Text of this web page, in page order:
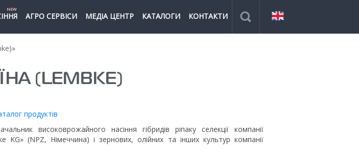
NEW
АГРО СЕРВІСИ МЕДІА ЦЕНТР КАТАЛОГИ КОНТАКТИ
(LEMBKE)
продуктів
високоврожайного насіння гібридів ріпаку селекції компанії
(NPZ, Німеччина) і зернових, олійних та інших культур компанії